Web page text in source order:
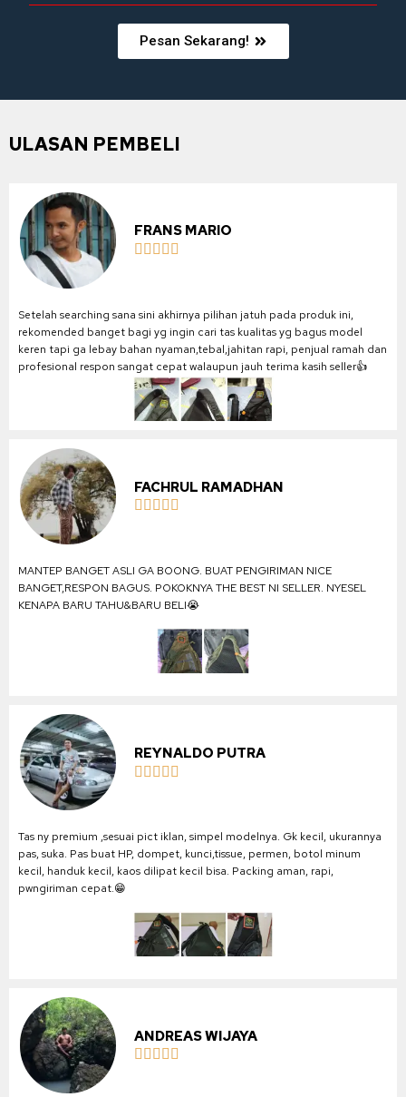
Pesan Sekarang!
ULASAN PEMBELI
FRANS MARIO
    
Setelah searching sana sini akhirnya pilihan jatuh pada produk ini,
rekomended banget bagi yg ingin cari tas kualitas yg bagus model
keren tapi ga lebay bahan nyaman,tebal,jahitan rapi, penjual ramah dan
profesional respon sangat cepat walaupun jauh terima kasih seller👍
FACHRUL RAMADHAN
    
MANTEP BANGET ASLI GA BOONG. BUAT PENGIRIMAN NICE
BANGET,RESPON BAGUS. POKOKNYA THE BEST NI SELLER. NYESEL
KENAPA BARU TAHU&BARU BELI😭
REYNALDO PUTRA
    
Tas ny premium ,sesuai pict iklan, simpel modelnya. Gk kecil, ukurannya
pas, suka. Pas buat HP, dompet, kunci,tissue, permen, botol minum
kecil, handuk kecil, kaos dilipat kecil bisa. Packing aman, rapi,
pwngiriman cepat.😁
ANDREAS WIJAYA
    